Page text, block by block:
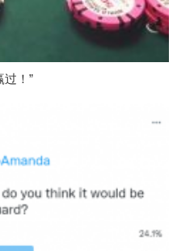
过！”